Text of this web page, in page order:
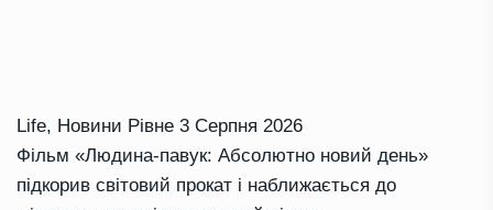
Life, Новини Рівне 3 Серпня 2026
Фільм «Людина-павук: Абсолютно новий день»
підкорив світовий прокат і наближається до